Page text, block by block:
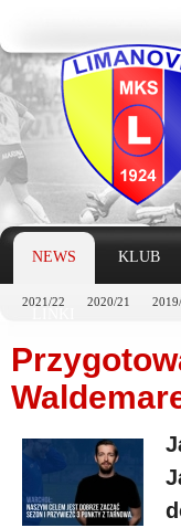
NEWS
2021/22 2020/21
KLUB